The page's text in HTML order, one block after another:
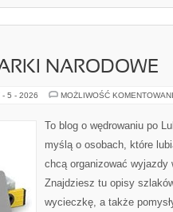
NARODOWE
- 5 - 2026 MOŻLIWOŚĆ
To blog o wędrowaniu po
myślą o osobach, które
chcą organizować wyjazdy
Znajdziesz tu opisy
wycieczkę, a także